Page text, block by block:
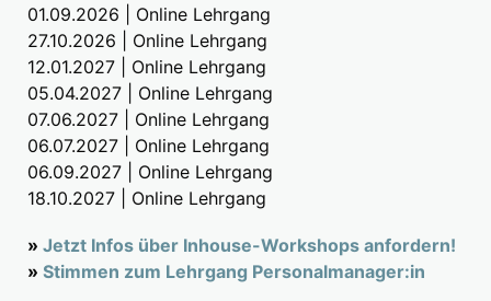
01.09.2026 | Online Lehrgang
27.10.2026 | Online Lehrgang
12.01.2027 | Online Lehrgang
05.04.2027 | Online Lehrgang
07.06.2027 | Online Lehrgang
06.07.2027 | Online Lehrgang
06.09.2027 | Online Lehrgang
18.10.2027 | Online Lehrgang
» Jetzt Infos über Inhouse-Workshops anfordern!
» Stimmen zum Lehrgang Personalmanager:in